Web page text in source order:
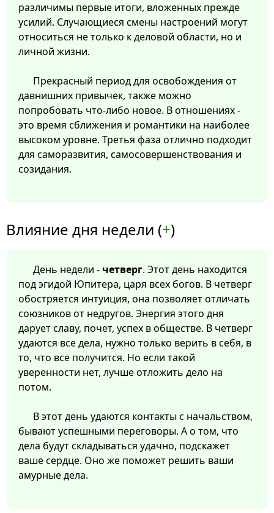
различимы первые итоги, вложенных прежде
усилий. Случающиеся смены настроений могут
относиться не только к деловой области, но и
личной жизни.
Прекрасный период для освобождения от
давнишних привычек, также можно
попробовать что-либо новое. В отношениях -
это время сближения и романтики на наиболее
высоком уровне. Третья фаза отлично подходит
для саморазвития, самосовершенствования и
созидания.
Влияние дня недели (+)
День недели - четверг. Этот день находится
под эгидой Юпитера, царя всех богов. В четверг
обостряется интуиция, она позволяет отличать
союзников от недругов. Энергия этого дня
дарует славу, почет, успех в обществе. В четверг
удаются все дела, нужно только верить в себя, в
то, что все получится. Но если такой
уверенности нет, лучше отложить дело на
потом.
В этот день удаются контакты с начальством,
бывают успешными переговоры. А о том, что
дела будут складываться удачно, подскажет
ваше сердце. Оно же поможет решить ваши
амурные дела.